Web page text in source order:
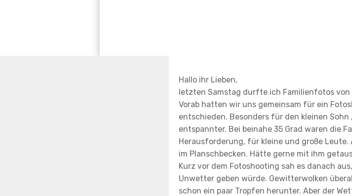
Hallo ihr Lieben,
letzten Samstag durfte ich Familienfotos
Vorab hatten wir uns gemeinsam für ein
entschieden. Besonders für den kleinen
entspannter. Bei beinahe 35 Grad waren die
Herausforderung, für kleine und große
im Planschbecken. Hätte gerne mit ihm
Kurz vor dem Fotoshooting sah es danach
Unwetter geben würde. Gewitterwolken
schon ein paar Tropfen herunter. Aber der